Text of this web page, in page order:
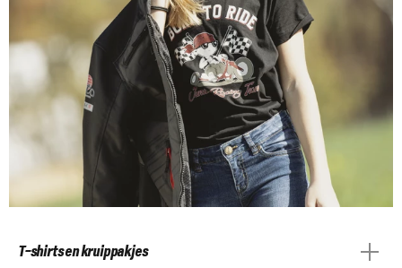
T-shirts en kruippakjes